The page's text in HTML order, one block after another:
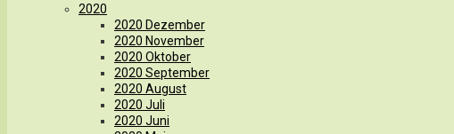
2020
2020 Dezember
2020 November
2020 Oktober
2020 September
2020 August
2020 Juli
2020 Juni